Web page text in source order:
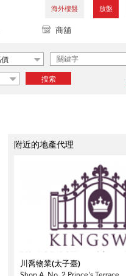
海外樓盤 放盤
商舖
搜索
附近的地產代理
川喬物業(太子臺)